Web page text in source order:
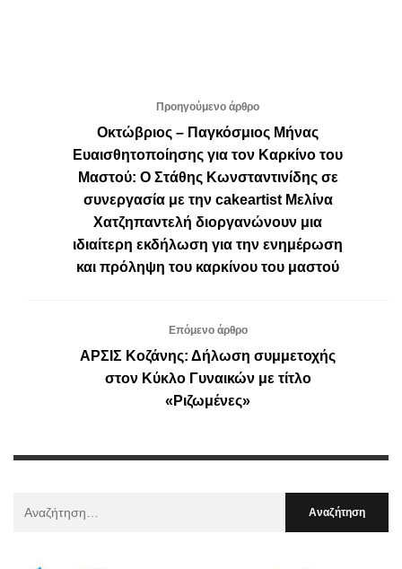
Προηγούμενο άρθρο
Οκτώβριος – Παγκόσμιος Μήνας
Ευαισθητοποίησης για τον Καρκίνο του
Μαστού: Ο Στάθης Κωνσταντινίδης σε
συνεργασία με την cakeartist Μελίνα
Χατζηπαντελή διοργανώνουν μια
ιδιαίτερη εκδήλωση για την ενημέρωση
και πρόληψη του καρκίνου του μαστού
Επόμενο άρθρο
ΑΡΣΙΣ Κοζάνης: Δήλωση συμμετοχής
στον Κύκλο Γυναικών με τίτλο
«Ριζωμένες»